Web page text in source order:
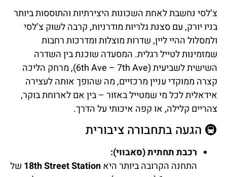
צ’לסי נחשבת לאחת השכונות היצירתיות והתוססות ביותר
בניו יורק, עם סצנת גלריות מודרניות, קרבה לשוק צ’לסי
ולמסלול ההיי ליין, שדרות מוצלות ומדרכות רחבות
שמזמינות לטייל רגלית. המסעדה שוכנת בין השדרה
השישית לשביעית (6th Ave – 7th Ave), מרחק הליכה
קצרה ממוקדי עניין מרכזיים, מה שהופך אותה לעצירה
אידאלית לכל מי שמטייל באזור – בין אם לארוחת בוקר,
צהריים קלילה, או קפה איכותי על הדרך.
🚇 הגעה בתחבורה ציבורית
רכבת תחתית (סאבווי):
התחנה הקרובה ביותר היא18th Street Station של